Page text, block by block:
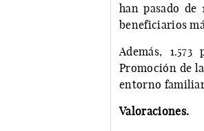
han pasado de
beneficiarios
Además,
Promoción de
entorno
Valoraciones.